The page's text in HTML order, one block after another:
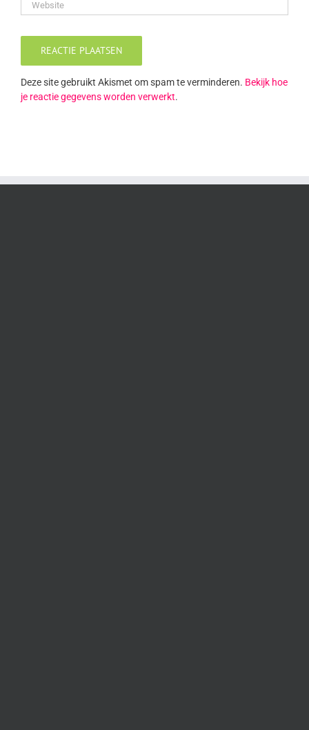
Deze site gebruikt Akismet om spam te verminderen. Bekijk hoe
je reactie gegevens worden verwerkt.